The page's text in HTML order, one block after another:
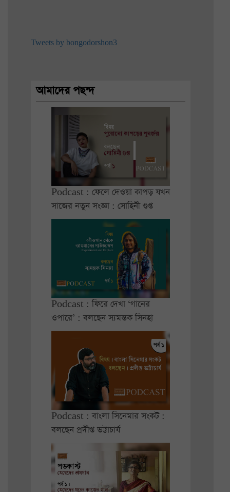
Tweets by bongodorshon3
আমাদের পছন্দ
Podcast : ফেলে দেওয়া কাপড় যখন
সাজের নতুন সংজ্ঞা : সোহিনী গুপ্ত
Podcast : ফিরে দেখা ‘গানের
ওপারে’ : বলছেন স্যমন্তক সিনহা
Podcast : বাংলা সিনেমার সংকট :
বলছেন প্রদীপ্ত ভট্টাচার্য